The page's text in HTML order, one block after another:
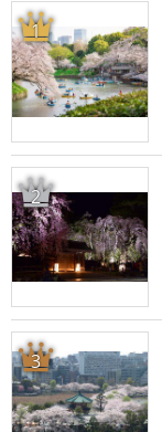
1
2
3